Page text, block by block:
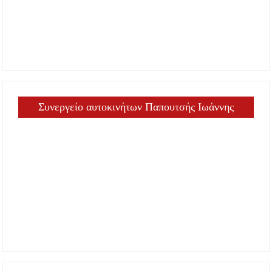
Συνεργείο αυτοκινήτων Παπουτσής Ιωάννης